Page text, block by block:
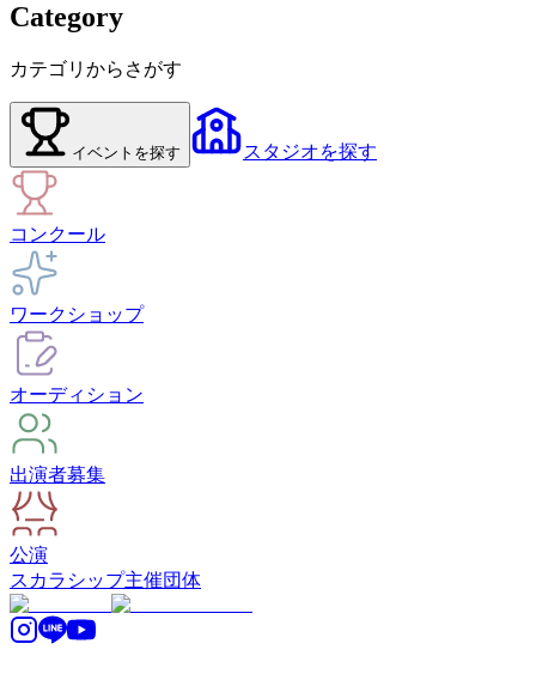
Category
カテゴリからさがす
イベント を探す スタジオを探す
コンクール
ワークショップ
オーディション
出演者募集
公演
スカラシップ主催団体